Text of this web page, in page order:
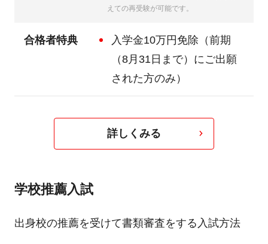
えての再受験が可能です。
合格者特典
入学金10万円免除（前期
（8月31日まで）にご出願
された方のみ）
詳しくみる
学校推薦入試
出身校の推薦を受けて書類審査をする入試方法